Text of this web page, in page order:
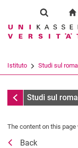
Show
Search term
Istituto Studi sul
Messaggi
Studi sul
The content on this
Back